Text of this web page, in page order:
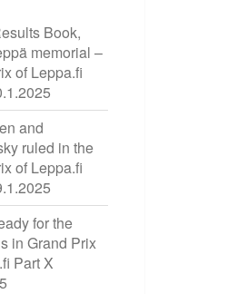
Book,
memorial –
of Leppa.fi
and
ruled in the
of Leppa.fi
for the
in Grand Prix
Part X